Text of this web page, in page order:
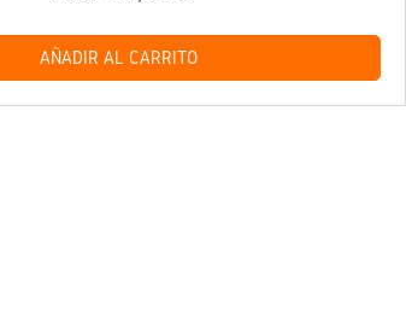
AÑADIR AL CARRITO